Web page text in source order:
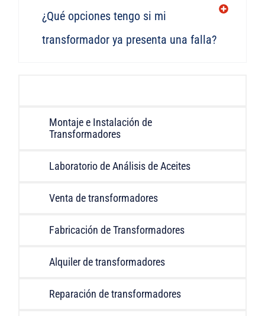
¿Qué opciones tengo si mi
transformador ya presenta una falla?
Montaje e Instalación de
Transformadores
Laboratorio de Análisis de Aceites
Venta de transformadores
Fabricación de Transformadores
Alquiler de transformadores
Reparación de transformadores